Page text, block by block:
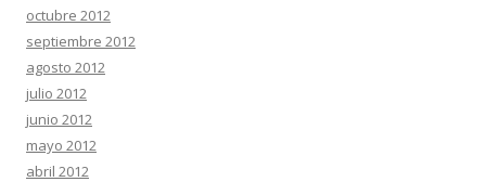
octubre 2012
septiembre 2012
agosto 2012
julio 2012
junio 2012
mayo 2012
abril 2012